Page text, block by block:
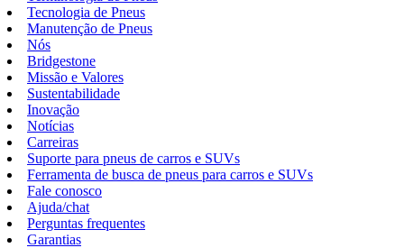
Tecnologia de Pneus
Manutenção de Pneus
Nós
Bridgestone
Missão e Valores
Sustentabilidade
Inovação
Notícias
Carreiras
Suporte para pneus de carros e SUVs
Ferramenta de busca de pneus para carros e SUVs
Fale conosco
Ajuda/chat
Perguntas frequentes
Garantias